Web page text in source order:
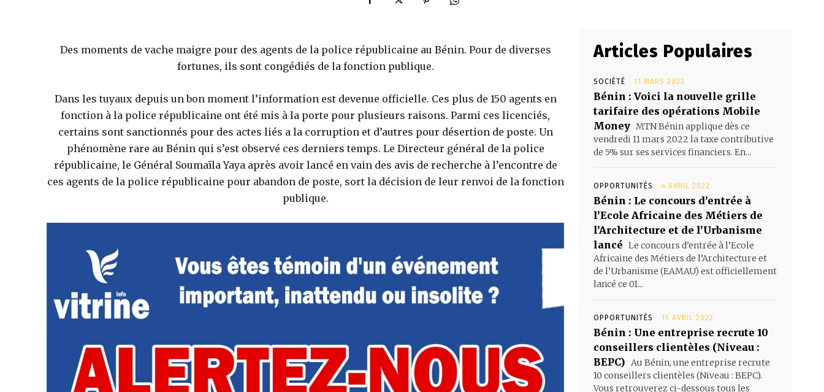
Des moments de vache maigre pour des agents de la police républicaine au Bénin. Pour de diverses
fortunes, ils sont congédiés de la fonction publique.
Dans les tuyaux depuis un bon moment l’information est devenue officielle. Ces plus de 150 agents en
fonction à la police républicaine ont été mis à la porte pour plusieurs raisons. Parmi ces licenciés,
certains sont sanctionnés pour des actes liés a la corruption et d’autres pour désertion de poste. Un
phénomène rare au Bénin qui s’est observé ces derniers temps. Le Directeur général de la police
républicaine, le Général Soumaïla Yaya après avoir lancé en vain des avis de recherche à l’encontre de
ces agents de la police républicaine pour abandon de poste, sort la décision de leur renvoi de la fonction
publique.
Articles Populaires
SOCIÉTÉ 11 MARS 2022
Bénin : Voici la nouvelle grille
tarifaire des opérations Mobile
Money MTN Bénin applique dès ce
vendredi 11 mars 2022 la taxe contributive
de 5% sur ses services financiers. En...
OPPORTUNITÉS 4 AVRIL 2022
Bénin : Le concours d’entrée à
l’Ecole Africaine des Métiers de
l’Architecture et de l’Urbanisme
lancé Le concours d’entrée à l’Ecole
Africaine des Métiers de l’Architecture et
de l’Urbanisme (EAMAU) est officiellement
lancé ce 01...
OPPORTUNITÉS 15 AVRIL 2022
Bénin : Une entreprise recrute 10
conseillers clientèles (Niveau :
BEPC) Au Bénin, une entreprise recrute
10 conseillers clientèles (Niveau : BEPC).
Vous retrouverez ci-dessous tous les